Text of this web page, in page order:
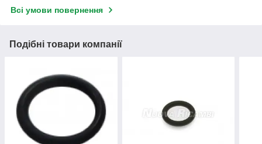
Всі умови повернення
Подібні товари компанії